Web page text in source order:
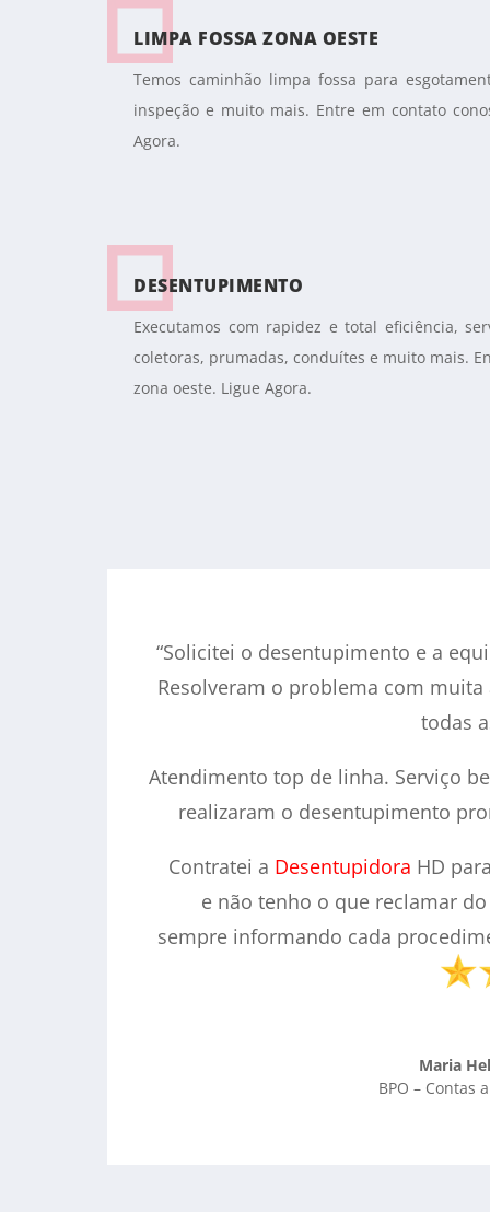
LIMPA FOSSA ZONA OESTE
Temos caminhão limpa fossa para
inspeção e muito mais. Entre em contato
Agora.
DESENTUPIMENTO
Executamos com rapidez e total eficiência,
coletoras, prumadas, conduítes e muito mais.
zona oeste. Ligue Agora.
“Solicitei o desentupimento e a
Resolveram o problema com
todas
Atendimento top de linha. Serviço
realizaram o desentupimento
Contratei a Desentupidora HD
e não tenho o que reclamar
sempre informando cada
Maria
BPO – Contas